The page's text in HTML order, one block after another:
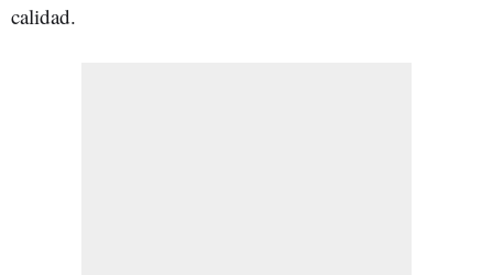
calidad.